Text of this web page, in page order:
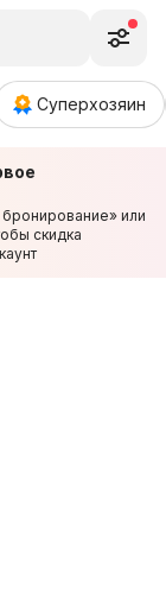
Суперхозяин
или
скидка